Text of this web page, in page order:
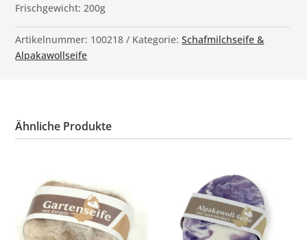
Frischgewicht: 200g
Artikelnummer: 100218 Kategorie:Schafmilchseife &
Alpakawollseife
Ähnliche Produkte